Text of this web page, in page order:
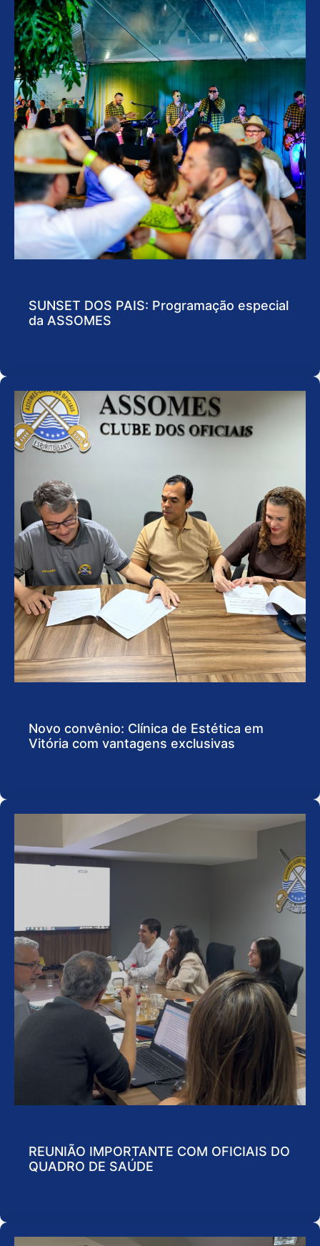
SUNSET DOS PAIS: Programação especial
da ASSOMES
Novo convênio: Clínica de Estética em
Vitória com vantagens exclusivas
REUNIÃO IMPORTANTE COM OFICIAIS DO
QUADRO DE SAÚDE